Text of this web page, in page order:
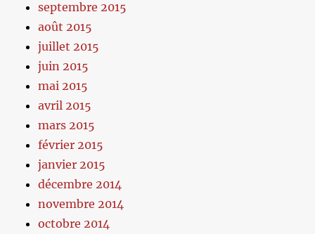
septembre 2015
août 2015
juillet 2015
juin 2015
mai 2015
avril 2015
mars 2015
février 2015
janvier 2015
décembre 2014
novembre 2014
octobre 2014